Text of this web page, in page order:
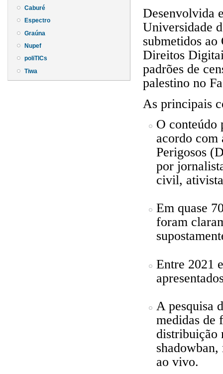
Caburé
Espectro
Graúna
Nupef
poliTICs
Tiwa
Desenvolvida
Universidade
submetidos
Direitos
padrões de
palestino no
As principais
O conteúdo
acordo com
Perigosos
por
civil,
Em quase
foram
Entre 2021
A pesquisa
medidas de
distribuição
ao vivo.